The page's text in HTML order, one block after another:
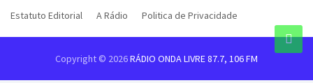
Estatuto Editorial
A Rádio Politica de Privacidade
Copyright © 2026RÁDIO ONDA LIVRE 87.7, 106 FM